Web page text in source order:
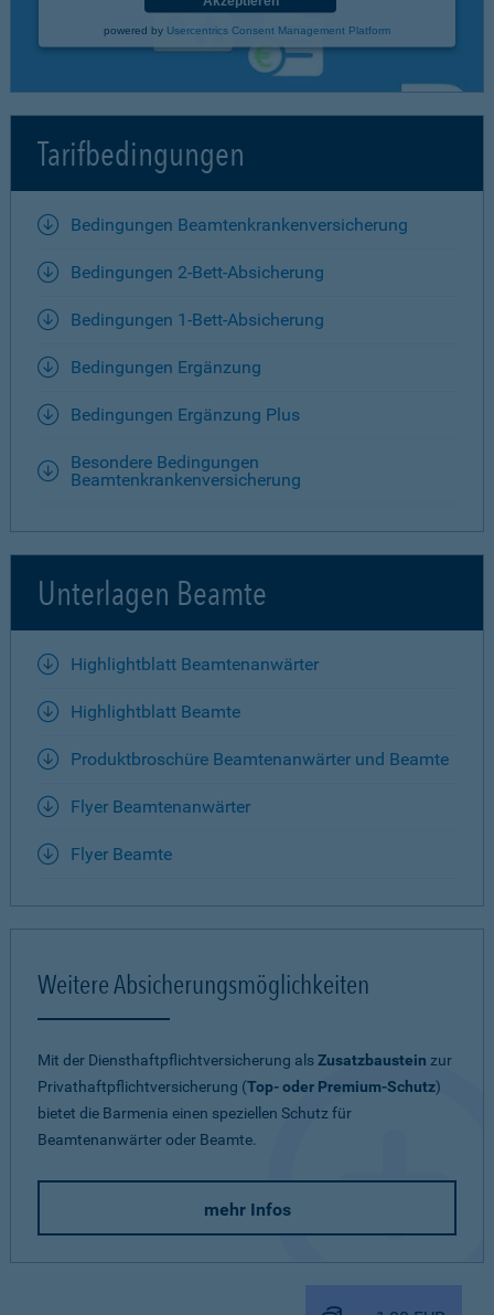
powered by Usercentrics Consent Management Platform
Tarifbedingungen
Bedingungen Beamtenkrankenversicherung
Bedingungen 2-Bett-Absicherung
Bedingungen 1-Bett-Absicherung
Bedingungen Ergänzung
Bedingungen Ergänzung Plus
Besondere Bedingungen
Beamtenkrankenversicherung
Unterlagen Beamte
Highlightblatt Beamtenanwärter
Highlightblatt Beamte
Produktbroschüre Beamtenanwärter und Beamte
Flyer Beamtenanwärter
Flyer Beamte
Weitere Absicherungsmöglichkeiten
Mit der Diensthaftpflichtversicherung alsZusatzbaustein zur
Privathaftpflichtversicherung (Top- oder Premium-Schutz)
bietet die Barmenia einen speziellen Schutz für
Beamtenanwärter oder Beamte.
mehr Infos